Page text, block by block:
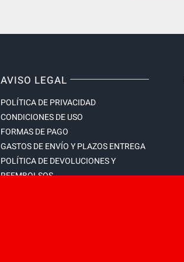
AVISO LEGAL
POLÍTICA DE PRIVACIDAD
CONDICIONES DE USO
FORMAS DE PAGO
GASTOS DE ENVÍO Y PLAZOS ENTREGA
POLÍTICA DE DEVOLUCIONES Y
REEMBOLSOS